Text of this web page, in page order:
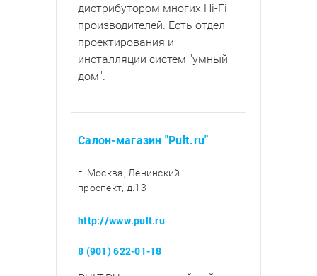
дистрибутором многих Hi-Fi
производителей. Есть отдел
проектирования и
инсталляции систем "умный
дом".
Салон-магазин "Pult.ru"
г. Москва, Ленинский
проспект, д.13
http://www.pult.ru
8 (901) 622-01-18